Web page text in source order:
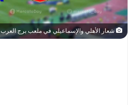
شعار الأهلي والإسماعيلي في ملعب برج العرب